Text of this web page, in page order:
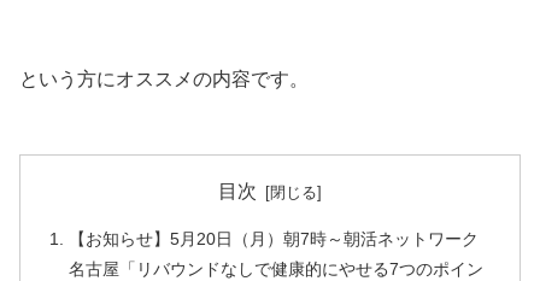
という方にオススメの内容です。
目次
【お知らせ】5月20日（月）朝7時～朝活ネットワーク
名古屋「リバウンドなしで健康的にやせる7つのポイン